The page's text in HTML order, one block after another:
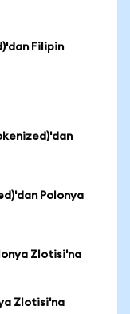
Filipin
Polonya
Zlotisi'na
Zlotisi'na